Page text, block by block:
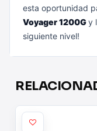
esta oportunidad
Voyager 1200Gy
siguiente nivel!